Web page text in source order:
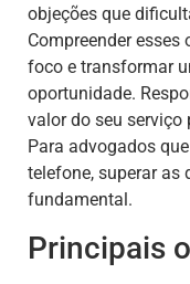
objeções que
Compreender
foco e transformar
oportunidade.
valor do seu serviço
Para advogados
telefone, superar as
fundamental.
Principais